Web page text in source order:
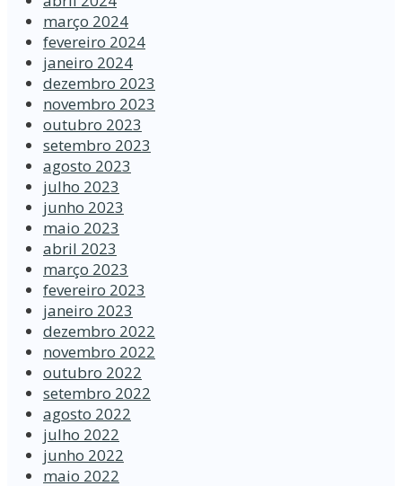
março 2024
fevereiro 2024
janeiro 2024
dezembro 2023
novembro 2023
outubro 2023
setembro 2023
agosto 2023
julho 2023
junho 2023
maio 2023
abril 2023
março 2023
fevereiro 2023
janeiro 2023
dezembro 2022
novembro 2022
outubro 2022
setembro 2022
agosto 2022
julho 2022
junho 2022
maio 2022